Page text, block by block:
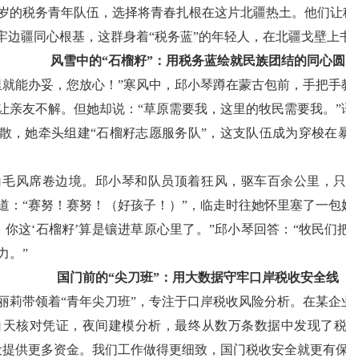
的税务青年队伍，选择将青春扎根在这片北疆热土。他们
疆同心根基，这群身着“税务蓝”的年轻人，在北疆戈壁上
风雪中的“石榴籽”：用税务蓝绘就民族团结的同心圆
能办妥，您放心！”寒风中，邱小琴蹲在蒙古包前，手把
亲友不解。但她却说：“草原需要我，这里的牧民需要我。
，她牵头组建“石榴籽志愿服务队”，这支队伍成为穿梭在
风席卷边境。邱小琴和队员顶着狂风，驱车百余公里，
“赛努！赛努！（好孩子！）”，临走时往她怀里塞了一包
这‘石榴籽’算是镶进草原心里了。”邱小琴回答：“牧民
。”
国门前的“尖刀班”：用大数据守牢口岸税收安全线
莉带领着“青年尖刀班”，专注于口岸税收风险分析。在某
核对凭证，夜间建模分析，最终从数万条数据中发现了
供更多资金。我们工作做得更细致，国门税收安全就更有